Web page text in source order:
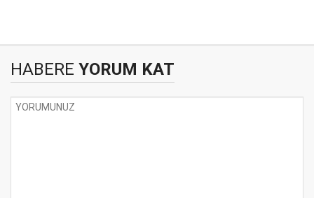
HABERE YORUM KAT